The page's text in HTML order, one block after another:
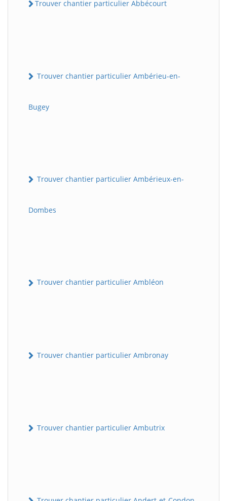
Trouver chantier particulier Abbécourt
Trouver chantier particulier Ambérieu-en-
Bugey
Trouver chantier particulier Ambérieux-en-
Dombes
Trouver chantier particulier Ambléon
Trouver chantier particulier Ambronay
Trouver chantier particulier Ambutrix